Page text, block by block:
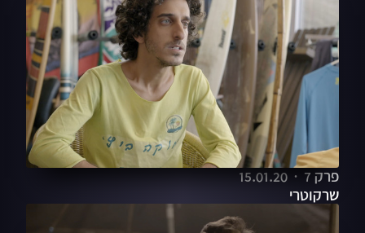
פרק 7
15.01.20
שרקוטרי